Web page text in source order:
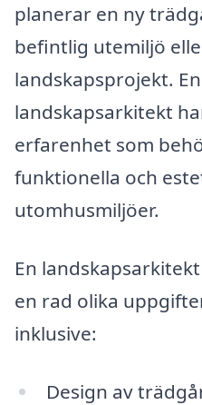
planerar en ny
befintlig utemiljö
landskapsprojekt.
landskapsarkitekt
erfarenhet som
funktionella och
utomhusmiljöer.
En
en rad olika
inklusive:
Design av